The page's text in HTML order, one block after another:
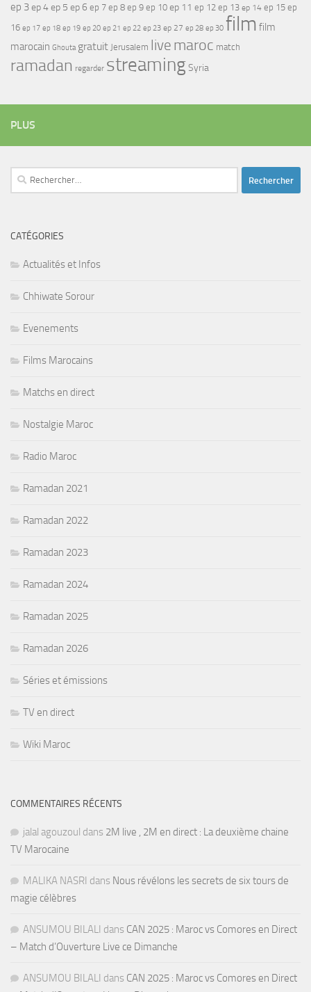
ep 3ep 4ep 5 ep 6 ep 7 ep 8 ep 9 ep 10 ep 11 ep 12 ep 13 ep 14 ep 15 ep
16 ep 17 ep 18 ep 19 ep 20 ep 21 ep 22 ep 23 ep 27 ep 28 ep 30 film film
marocain Ghouta gratuit Jerusalem live maroc match
ramadan regarder streamingSyria
PLUS
Rechercher :
CATÉGORIES
Actualités et Infos
Chhiwate Sorour
Evenements
Films Marocains
Matchs en direct
Nostalgie Maroc
Radio Maroc
Ramadan 2021
Ramadan 2022
Ramadan 2023
Ramadan 2024
Ramadan 2025
Ramadan 2026
Séries et émissions
TV en direct
Wiki Maroc
COMMENTAIRES RÉCENTS
jalal agouzoul dans 2M live , 2M en direct : La deuxième chaine
TV Marocaine
MALIKA NASRI dans Nous révélons les secrets de six tours de
magie célèbres
ANSUMOU BILALI dans CAN 2025 : Maroc vs Comores en Direct
– Match d’Ouverture Live ce Dimanche
ANSUMOU BILALI dans CAN 2025 : Maroc vs Comores en Direct